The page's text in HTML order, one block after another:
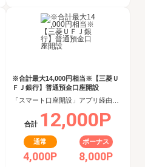
※合計最大14,000円相当※【三菱Ｕ
ＦＪ銀行】普通預金口座開設
合計 12,000P
通常
4,000P
ボーナス
8,000P